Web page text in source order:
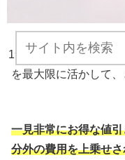
1つ注意したいのが、
を最大限に活かして
一見非常にお得な値
分外の費用を上乗せ